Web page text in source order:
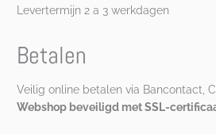
Levertermijn 2 a 3 werkdagen
Betalen
Veilig online betalen via Bancontact,
Webshop beveiligd met SSL-